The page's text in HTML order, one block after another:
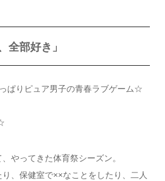
全部好き」
ぱりピュア男子の青春ラブゲーム☆
やってきた体育祭シーズン。
、保健室で××なことをしたり、二人